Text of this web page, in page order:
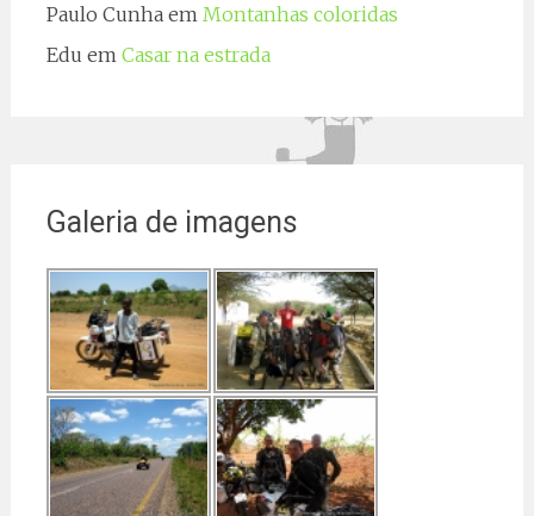
Paulo Cunhaem Montanhas coloridas
Edu em Casar na estrada
Galeria de imagens